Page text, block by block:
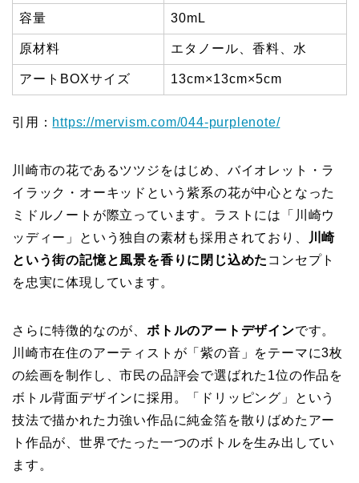
容量 30mL
原材料 エタノール、香料、水
アートBOXサイズ 13cm×13cm×5cm
引用： https://mervism.com/044-purplenote/
川崎市の花であるツツジをはじめ、バイオレット・ラ
イラック・オーキッドという紫系の花が中心となった
ミドルノートが際立っています。ラストには「川崎ウ
ッディー」という独自の素材も採用されており、
川崎
という街の記憶と風景を香りに閉じ込めた コンセプト
を忠実に体現しています。
さらに特徴的なのが、 ボトルのアートデザインです。
川崎市在住のアーティストが「紫の音」をテーマに3枚
の絵画を制作し、市民の品評会で選ばれた1位の作品を
ボトル背面デザインに採用。「ドリッピング」という
技法で描かれた力強い作品に純金箔を散りばめたアー
ト作品が、世界でたった一つのボトルを生み出してい
ます。